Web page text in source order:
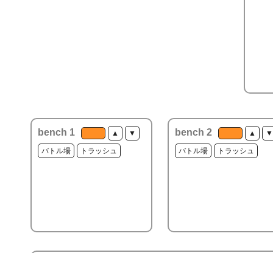
bench 1 ▲ ▼
バトル場 トラッシュ
bench 2 ▲ ▼
バトル場 トラッシュ